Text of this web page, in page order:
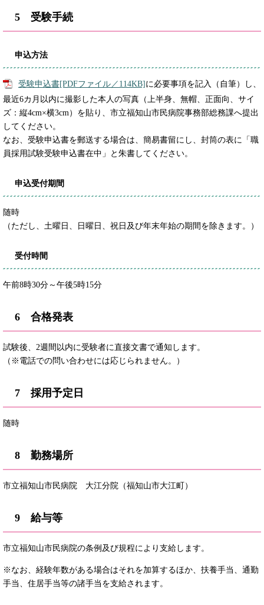
5 受験手続
申込方法
受験申込書[PDFファイル／114KB] に必要事項を記入（自筆）し、
最近6カ月以内に撮影した本人の写真（上半身、無帽、正面向、サイ
ズ：縦4cm×横3cm）を貼り、市立福知山市民病院事務部総務課へ提出
してください。
なお、受験申込書を郵送する場合は、簡易書留にし、封筒の表に「職
員採用試験受験申込書在中」と朱書してください。
申込受付期間
随時
（ただし、土曜日、日曜日、祝日及び年末年始の期間を除きます。）
受付時間
午前8時30分～午後5時15分
6 合格発表
試験後、2週間以内に受験者に直接文書で通知します。
（※電話での問い合わせには応じられません。）
7 採用予定日
随時
8 勤務場所
市立福知山市民病院 大江分院（福知山市大江町）
9 給与等
市立福知山市民病院の条例及び規程により支給します。
※なお、経験年数がある場合はそれを加算するほか、扶養手当、通勤
手当、住居手当等の諸手当を支給されます。